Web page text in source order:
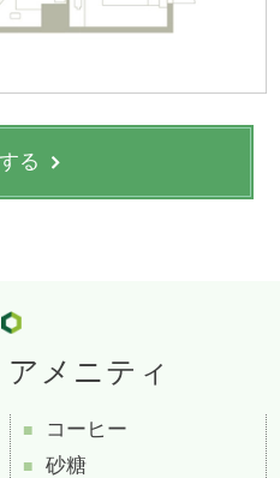
る
メニティ
コーヒー
砂糖